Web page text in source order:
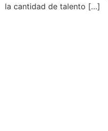
la cantidad de talento […]